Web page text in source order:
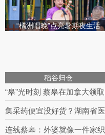
“橘洲唱晚”点亮暑期夜生活
稻谷归仓
“皋”光时刻 蔡皋在加拿大领
集采药便宜没好货？湖南省
连线蔡皋：外婆就像一件家